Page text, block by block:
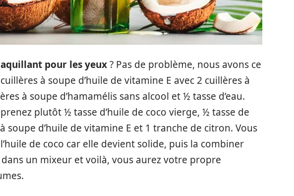
pour les yeux? Pas de problème, nous avons ce
à soupe d’huile de vitamine E avec 2 cuillères à
à soupe d’hamamélis sans alcool et ½ tasse d’eau.
plutôt ½ tasse d’huile de coco vierge, ½ tasse de
soupe d’huile de vitamine E et 1 tranche de citron. Vous
de coco car elle devient solide, puis la combiner
un mixeur et voilà, vous aurez votre propre